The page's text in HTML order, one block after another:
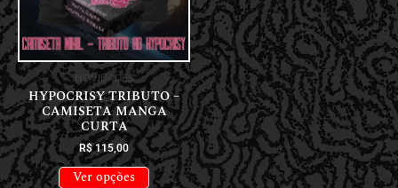
NOVIDADES
HYPOCRISY TRIBUTO –
CAMISETA MANGA
CURTA
R$115,00
Ver opções